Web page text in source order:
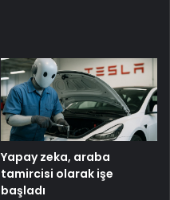
Yapay zeka, araba
tamircisi olarak işe
başladı